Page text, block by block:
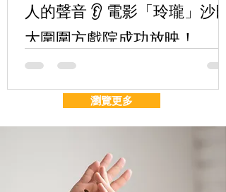
人的聲音 👂 電影「玲瓏」沙田
大圍圍方戲院成功放映！
瀏覽更多